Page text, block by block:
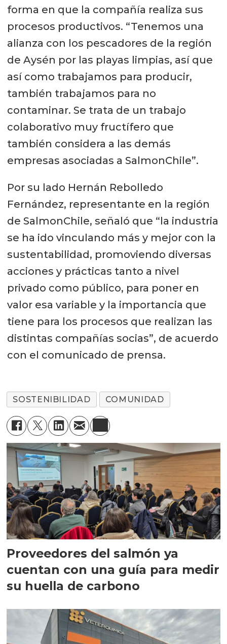
forma en que la compañía realiza sus
procesos productivos. “Tenemos una
alianza con los pescadores de la región
de Aysén por las playas limpias, así que
así como trabajamos para producir,
también trabajamos para no
contaminar. Se trata de un trabajo
colaborativo muy fructífero que
también considera a las demás
empresas asociadas a SalmonChile”.
Por su lado Hernán Rebolledo
Fernández, representante en la región
de SalmonChile, señaló que “la industria
se ha ido vinculando más y mejor con la
sustentabilidad, promoviendo diversas
acciones y prácticas tanto a nivel
privado como público, para poner en
valor esa variable y la importancia que
tiene para los procesos que realizan las
distintas compañías socias”, de acuerdo
con el comunicado de prensa.
SOSTENIBILIDAD COMUNIDAD
Proveedores del salmón ya
cuentan con una guía para medir
su huella de carbono